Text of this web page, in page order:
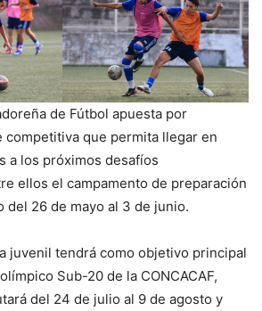
de Fútbol apuesta por
competitiva que permita llegar en
a los próximos desafíos
ellos el campamento de preparación
del 26 de mayo al 3 de junio.
juvenil tendrá como objetivo principal
Sub-20 de la CONCACAF,
del 24 de julio al 9 de agosto y